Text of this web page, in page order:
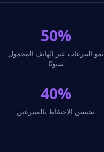
50%
نمو التبرعات عبر الهاتف المحمول
سنويًا
40%
تحسين الاحتفاظ بالمتبرعين